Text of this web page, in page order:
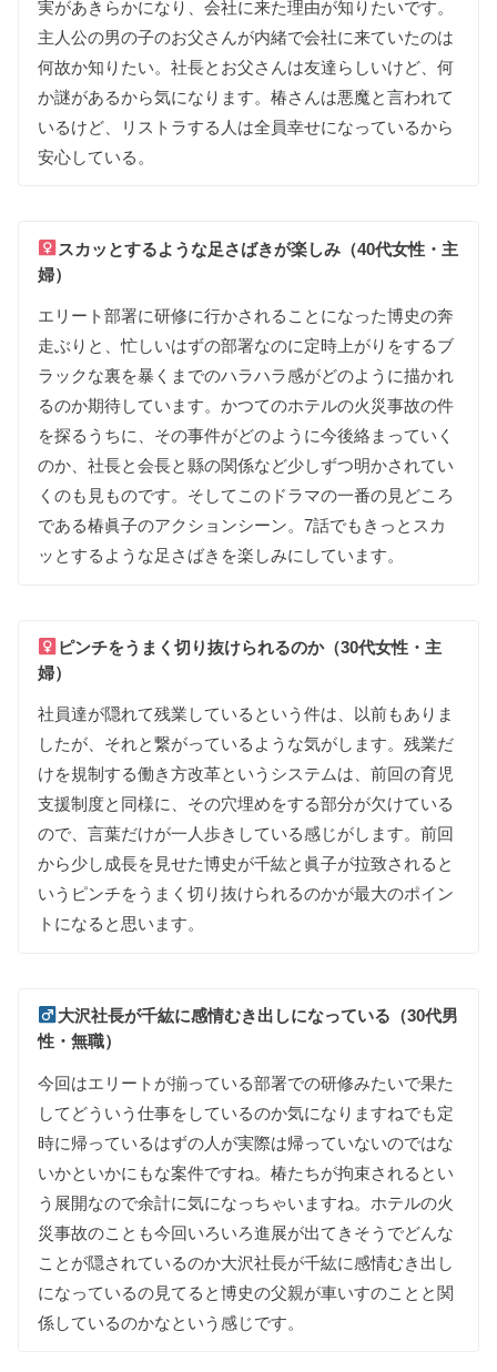
実があきらかになり 、会社に来た理由が知りたいです。
主人公の男の子のお父さんが内緒で会社に来ていたのは
何故か知りたい。社長と お父さんは友達らしいけど 、何
か謎があるから気になります。椿さんは悪魔と言われて
いるけど
リストラする 人は全員幸せになっているから
安心している 。
スカッとするような足さばきが楽しみ（40代女性・主
婦）
エリート部署に研修に行かされる ことになった博史の奔
走ぶりと
、忙しいはずの部署なのに定時上がりをするブ
ラックな裏を暴くまでのハラハラ感がどのように描かれ
るのか期待しています。かつてのホテルの火災事故の件
を探る うちに その事件がどのように今後絡まっていく
のか 、社長と会長と縣の関係など少しずつ明かされてい
くのも 見ものです。 そして この ドラマの一番の見どころ
である椿眞子のアクションシーン。7話でも きっと スカ
ッとする ような足さばきを楽しみに しています。
ピンチをうまく 切り抜けられるのか（30代女性・主
婦）
社員達が隠れて残業しているという件は、 以前もありま
したが、 それと繋がっている ような気がします。残業だ
けを規制する働き方改革という システムは、前回の育児
支援制度と 同様に、 その穴埋めをする部分が欠けている
ので、言葉だけが一人歩き している感じがします。前回
から少し成長を 見せた博史が千紘と 眞子が拉致されると
いう ピンチをうまく切り抜けられるのかが最大のポイン
トになると思います。
大沢社長が千紘に感情むき出しになっている（30代男
性・無職）
今回はエリートが揃っている部署での研修みたいで果た
してどういう仕事を しているのか気になりますねでも定
時に帰っているはずの人が実際は帰っていないのではな
いかと いかにもな案件ですね。椿たちが拘束されるとい
う 展開なので余計に気になっちゃいますね。 ホテルの火
災事故のことも今回いろいろ進展が出て きそうでどんな
ことが隠されているのか大沢社長が千紘に感情むき出し
になっているの見てると博史の父親が車いすのことと 関
係しているのかなという感じです。